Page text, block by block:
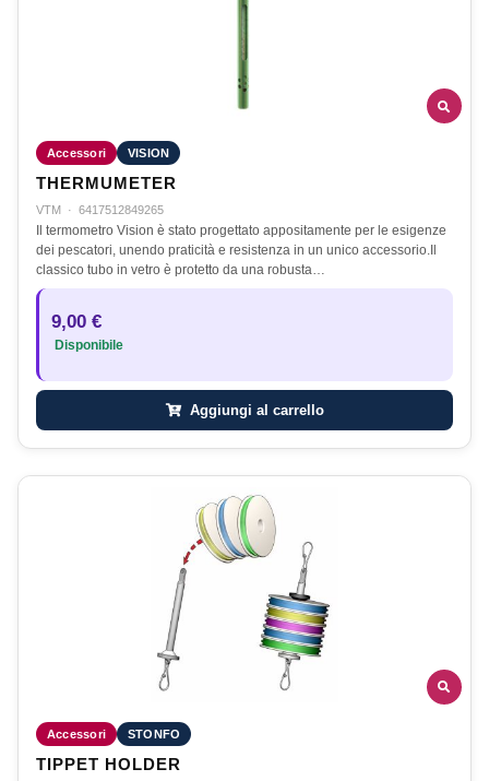
Accessori VISION
THERMUMETER
VTM · 6417512849265
Il termometro Vision è stato progettato appositamente per le esigenze
dei pescatori, unendo praticità e resistenza in un unico accessorio.Il
classico tubo in vetro è protetto da una robusta…
9,00 €
Disponibile
Aggiungi al carrello
Accessori STONFO
TIPPET HOLDER